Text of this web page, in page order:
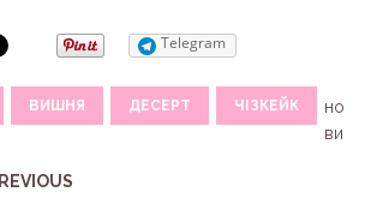
Telegram
ВИШНЯ ДЕСЕРТ ЧІЗКЕЙК
но
ви